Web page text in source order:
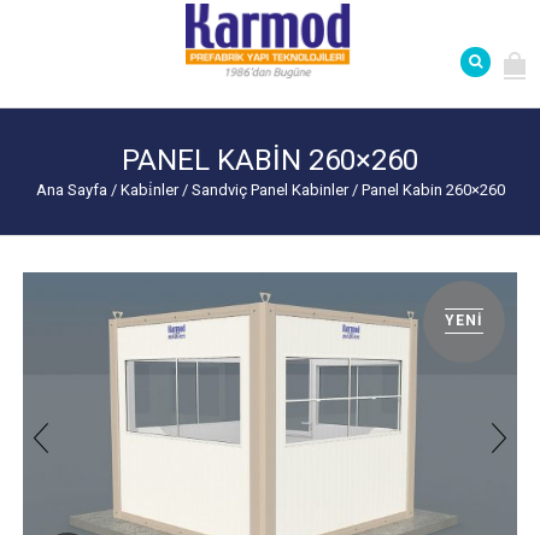
PANEL KABIN 260×260
Ana Sayfa / Kabi̇nler / Sandviç Panel Kabinler /Panel Kabin 260×260
YENI